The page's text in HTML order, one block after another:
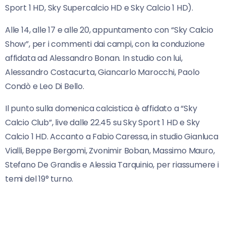
Sport 1 HD, Sky Supercalcio HD e Sky Calcio 1 HD).
Alle 14, alle 17 e alle 20, appuntamento con “Sky Calcio
Show”, per i commenti dai campi, con la conduzione
affidata ad Alessandro Bonan. In studio con lui,
Alessandro Costacurta, Giancarlo Marocchi, Paolo
Condò e Leo Di Bello.
Il punto sulla domenica calcistica è affidato a “Sky
Calcio Club”, live dalle 22.45 su Sky Sport 1 HD e Sky
Calcio 1 HD. Accanto a Fabio Caressa, in studio Gianluca
Vialli, Beppe Bergomi, Zvonimir Boban, Massimo Mauro,
Stefano De Grandis e Alessia Tarquinio, per riassumere i
temi del 19° turno.